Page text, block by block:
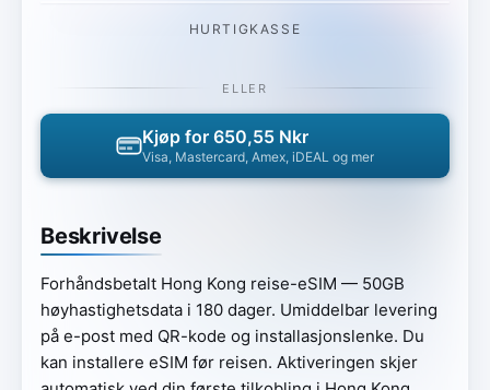
Beskrivelse
Forhåndsbetalt Hong Kong reise-eSIM — 50GB
høyhastighetsdata i 180 dager. Umiddelbar levering
på e-post med QR-kode og installasjonslenke. Du
kan installere eSIM før reisen. Aktiveringen skjer
HURTIGKASSE
ELLER
Kjøp for 650,55 Nkr
Visa, Mastercard, Amex, iDEAL og mer